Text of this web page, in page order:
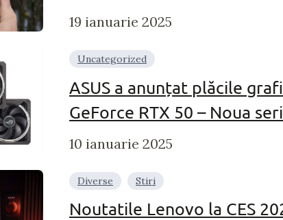
19 ianuarie 2025
Uncategorized
ASUS a anunțat plăcile
GeForce RTX 50 – Noua
10 ianuarie 2025
Diverse Stiri
Noutatile Lenovo la CES